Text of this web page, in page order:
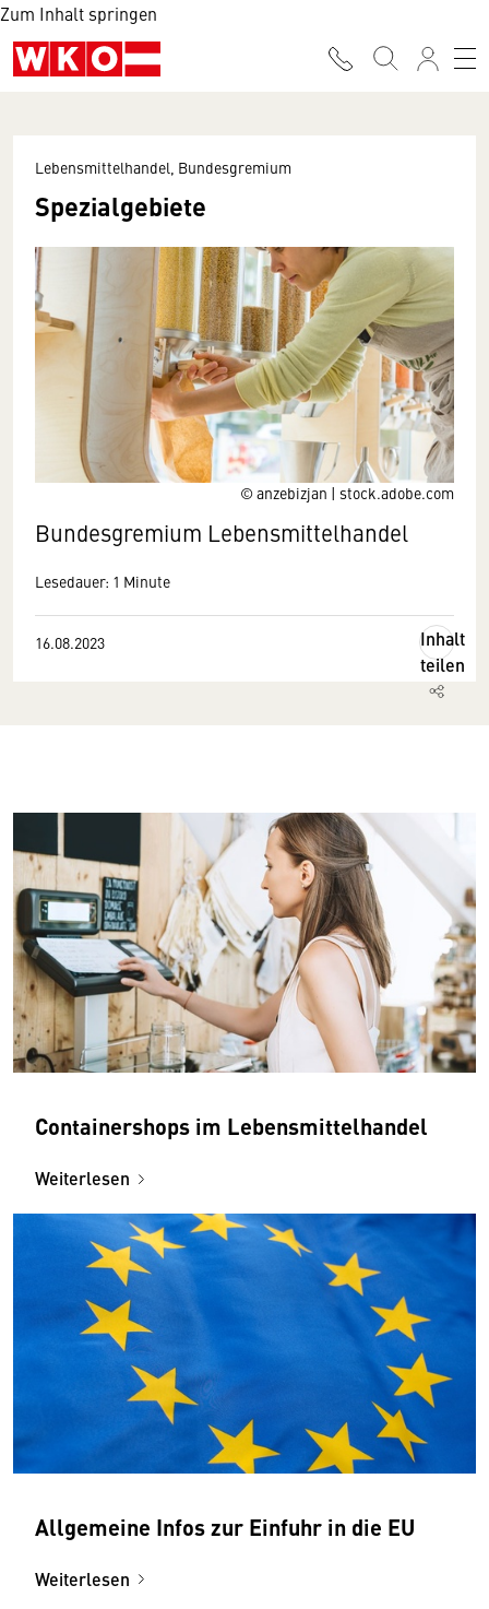
Zum Inhalt springen
© anzebizjan | stock.adobe.com
Lebensmittelhandel, Bundesgremium
Spezialgebiete
Bundesgremium Lebensmittelhandel
Lesedauer: 1 Minute
16.08.2023
Inhalt
teilen
Containershops im Lebensmittelhandel
Weiterlesen
Allgemeine Infos zur Einfuhr in die EU
Weiterlesen